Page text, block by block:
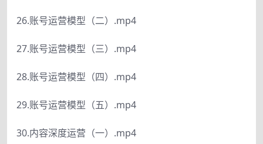
26.账号运营模型（二）.mp4
27.账号运营模型（三）.mp4
28.账号运营模型（四）.mp4
29.账号运营模型（五）.mp4
30.内容深度运营（一）.mp4